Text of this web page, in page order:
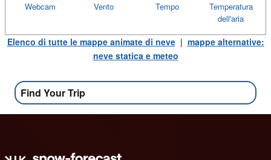
Temperatura
dell'aria
Tempo
Vento
Webcam
Elenco di tutte le mappe animate di neve| mappe alternative:
neve statica e meteo
Find Your Trip